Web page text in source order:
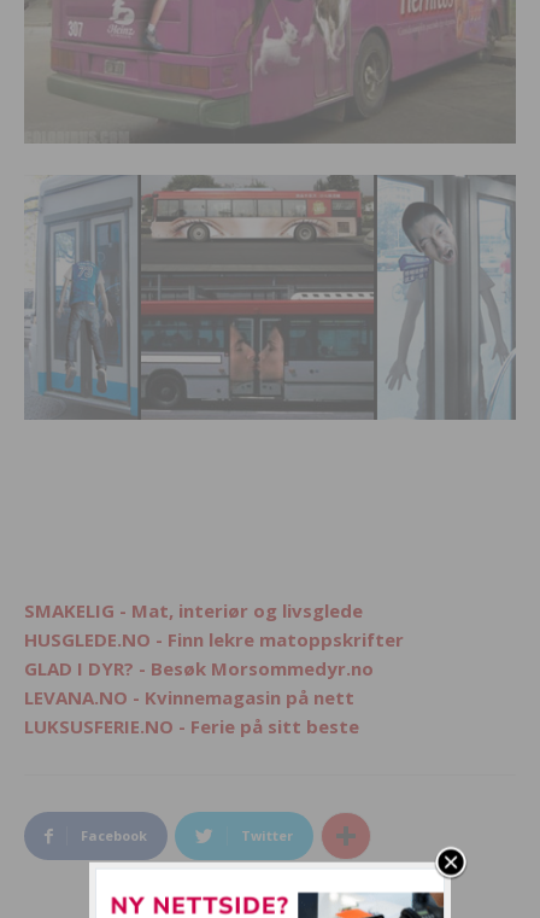
SMAKELIG - Mat, interiør og livsglede
HUSGLEDE.NO - Finn lekre matoppskrifter
GLAD I DYR? - Besøk Morsommedyr.no
LEVANA.NO - Kvinnemagasin på nett
LUKSUSFERIE.NO - Ferie på sitt beste
Facebook Twitter